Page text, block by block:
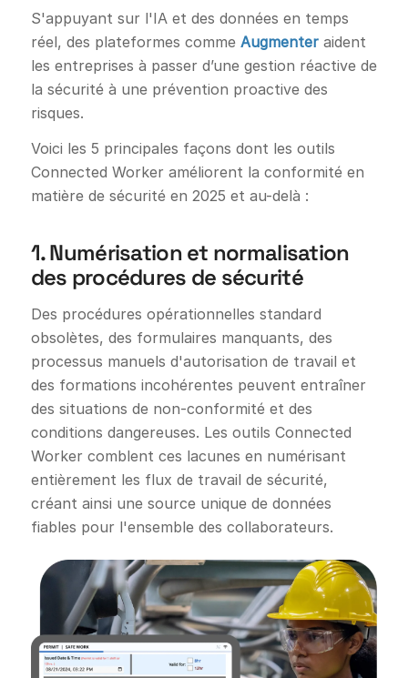
S'appuyant sur l'IA et des données en temps
réel, des plateformes comme Augmenteraident
les entreprises à passer d’une gestion réactive de
la sécurité à une prévention proactive des
risques.
Voici les 5 principales façons dont les outils
Connected Worker améliorent la conformité en
matière de sécurité en 2025 et au-delà :
1. Numérisation et normalisation
des procédures de sécurité
Des procédures opérationnelles standard
obsolètes, des formulaires manquants, des
processus manuels d'autorisation de travail et
des formations incohérentes peuvent entraîner
des situations de non-conformité et des
conditions dangereuses. Les outils Connected
Worker comblent ces lacunes en numérisant
entièrement les flux de travail de sécurité,
créant ainsi une source unique de données
fiables pour l'ensemble des collaborateurs.